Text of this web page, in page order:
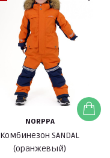
NORPPA
Комбинезон SANDAL
(оранжевый)